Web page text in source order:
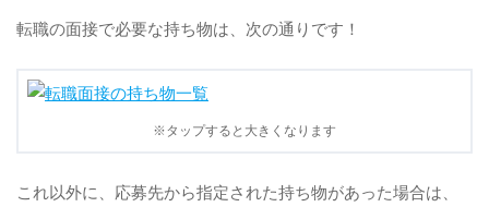
転職の面接で必要な持ち物は、次の通りです！
※タップすると大きくなります
これ以外に、応募先から指定された持ち物があった場合は、